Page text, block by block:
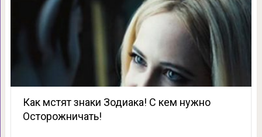
Как мстят знаки Зодиака! С кем нужно
Осторожничать!